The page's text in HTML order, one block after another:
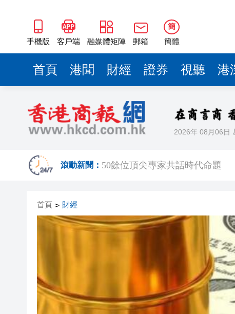
手機版 客戶端 融媒體矩陣 郵箱
簡
簡體
首頁 港聞 財經 證券 視聽 港
2026年 08月06日
滾動新聞：
海南澄邁文儒煥新升級 五組數
梁振英率港區全國政協委員考察
2025年海南儋州以舊換新帶動消
瀋陽鐵西校園閱讀活動解鎖閱讀
黎智英案｜吳良好：依法公正處
50餘位頂尖專家共話時代命題
2025年海南儋州以舊換新帶動消
山東26戶省屬國企去年合計營收
瀋陽鐵西校園閱讀活動解鎖閱讀
黎智英案｜吳良好：依法公正
騰出更多時間專注做好宏福苑
首頁 > 財經